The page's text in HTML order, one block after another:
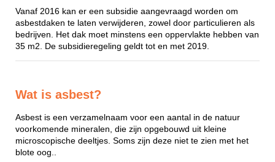
Vanaf 2016 kan er een subsidie aangevraagd worden om
asbestdaken te laten verwijderen, zowel door particulieren als
bedrijven. Het dak moet minstens een oppervlakte hebben van
35 m2. De subsidieregeling geldt tot en met 2019.
Wat is asbest?
Asbest is een verzamelnaam voor een aantal in de natuur
voorkomende mineralen, die zijn opgebouwd uit kleine
microscopische deeltjes. Soms zijn deze niet te zien met het
blote oog..